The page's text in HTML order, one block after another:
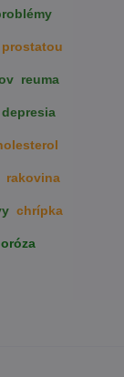
reuma
depresia
rakovina
chrípka